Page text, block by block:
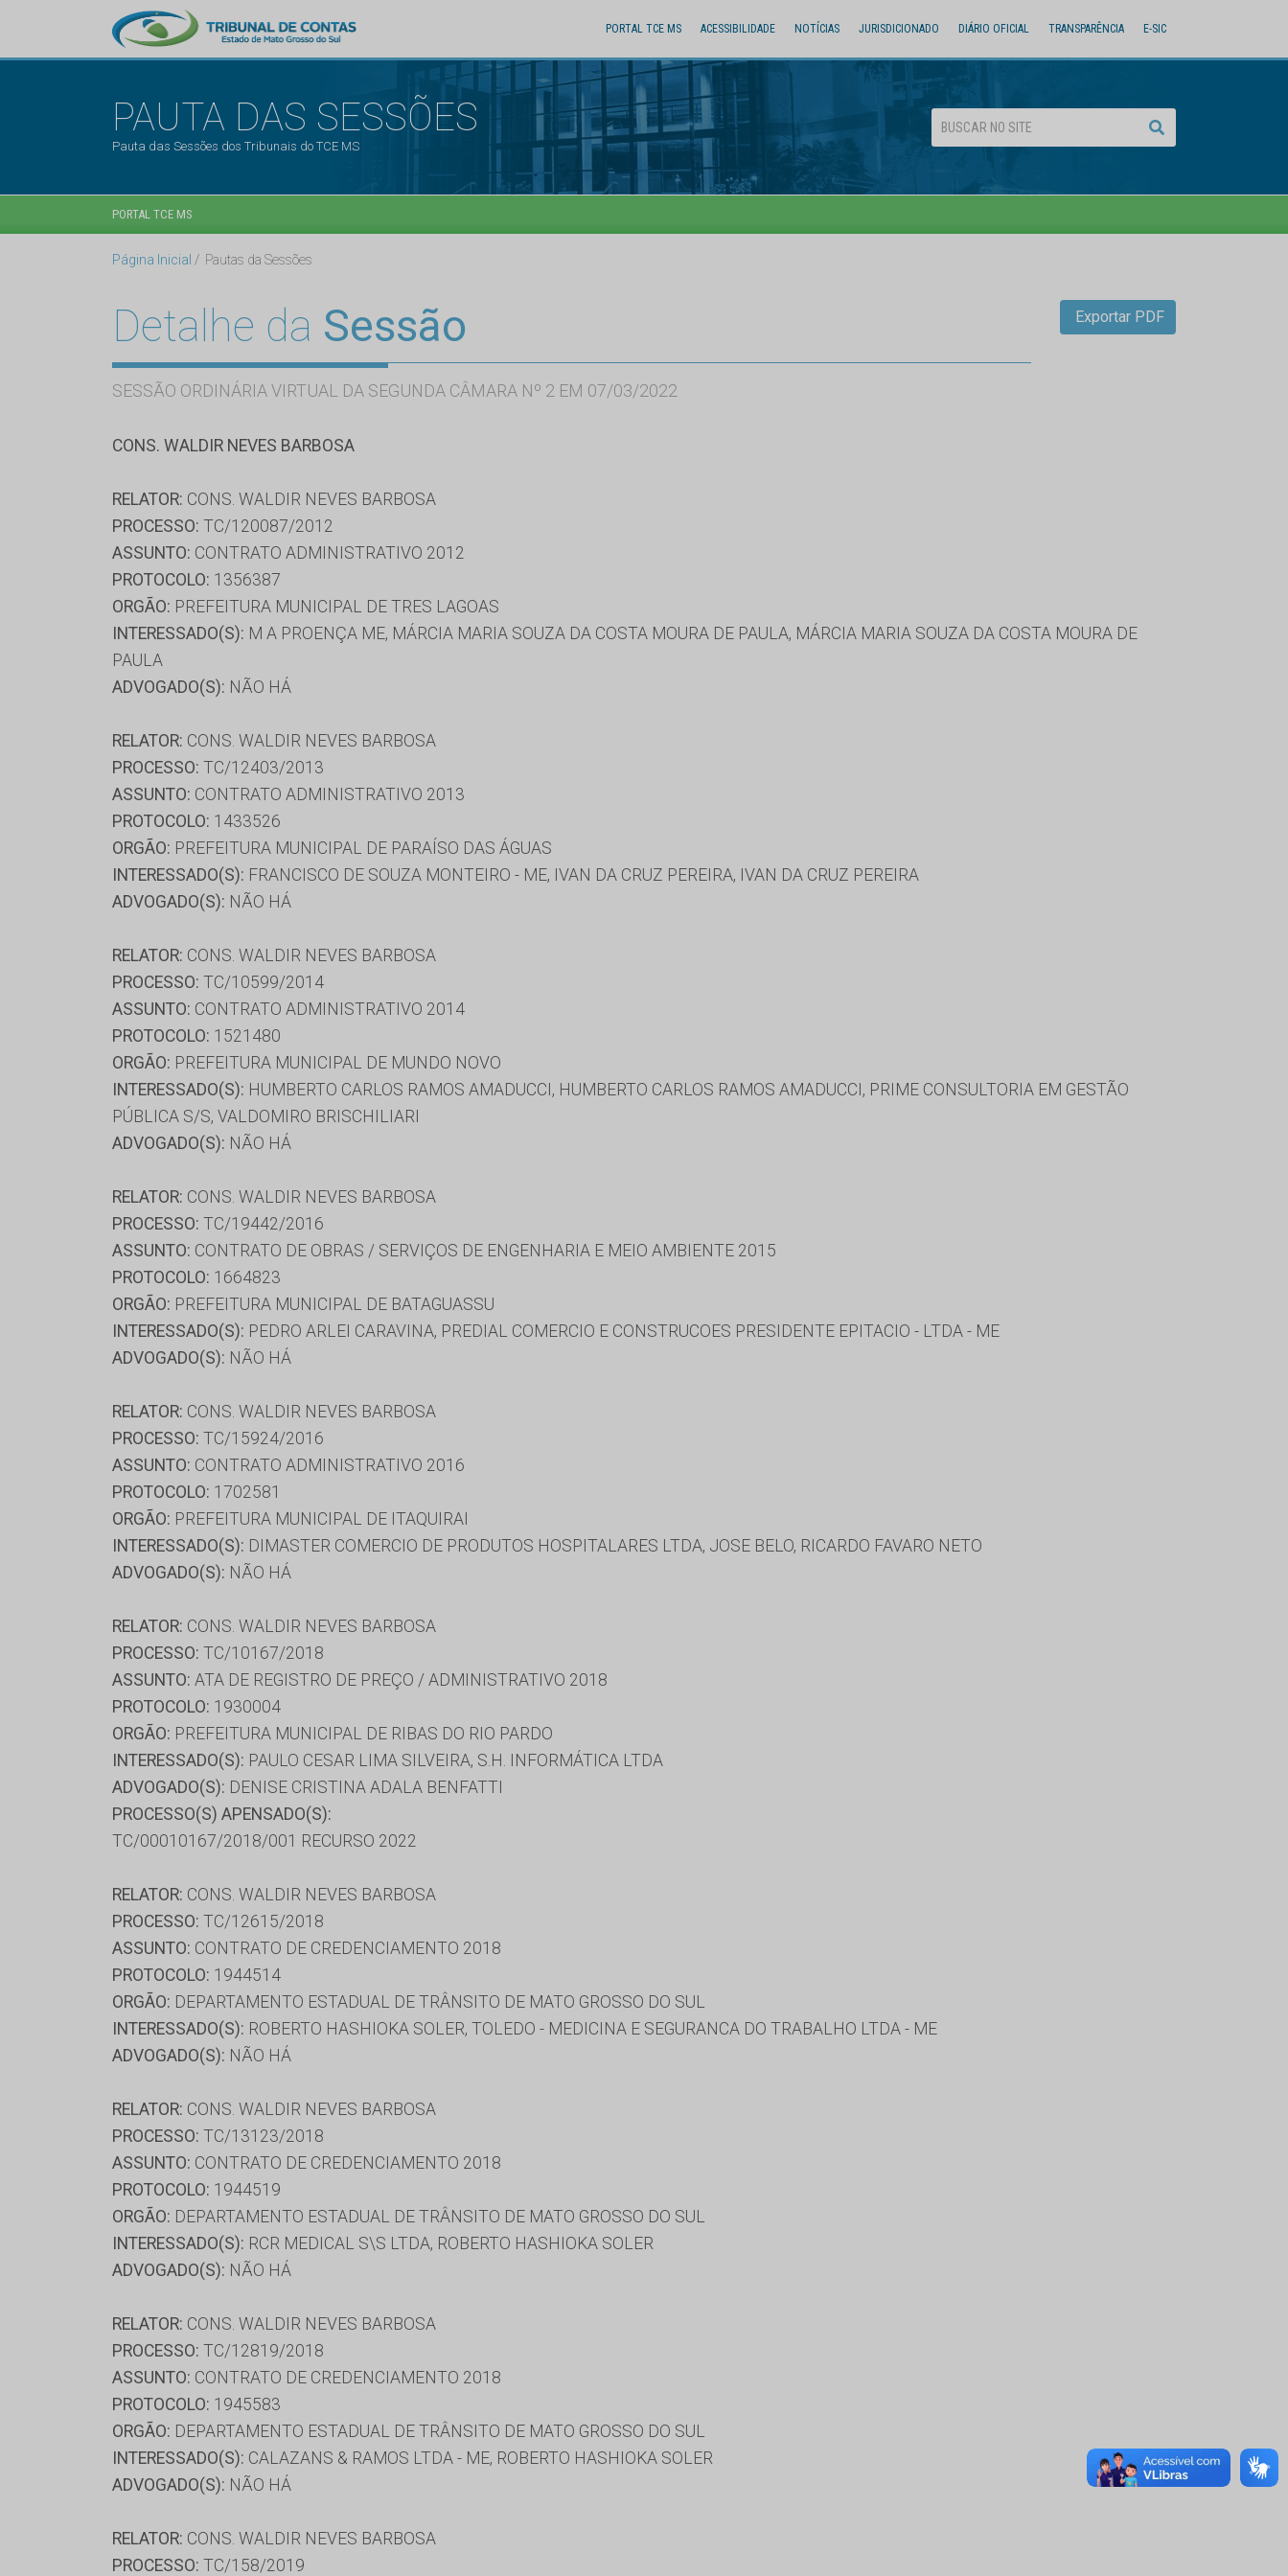
PORTAL TCE MS ACESSIBILIDADE NOTÍCIAS JURISDICIONADO DIÁRIO OFICIAL TRANSPARÊNCIA E-SIC
PAUTA DAS SESSÕES
Pauta das Sessões dos Tribunais do TCE MS
PORTAL TCE MS
Página Inicial Pautas da Sessões
Detalhe da Sessão
SESSÃO ORDINÁRIA VIRTUAL DA SEGUNDA CÂMARA Nº 2 EM 07/03/2022
Exportar PDF
CONS. WALDIR NEVES BARBOSA
RELATOR: CONS. WALDIR NEVES BARBOSA
PROCESSO: TC/120087/2012
ASSUNTO: CONTRATO ADMINISTRATIVO 2012
PROTOCOLO: 1356387
ORGÃO: PREFEITURA MUNICIPAL DE TRES LAGOAS
INTERESSADO(S): M A PROENÇA ME, MÁRCIA MARIA SOUZA DA COSTA MOURA DE PAULA, MÁRCIA MARIA SOUZA DA COSTA MOURA DE
PAULA
ADVOGADO(S): NÃO HÁ
RELATOR: CONS. WALDIR NEVES BARBOSA
PROCESSO: TC/12403/2013
ASSUNTO: CONTRATO ADMINISTRATIVO 2013
PROTOCOLO: 1433526
ORGÃO: PREFEITURA MUNICIPAL DE PARAÍSO DAS ÁGUAS
INTERESSADO(S): FRANCISCO DE SOUZA MONTEIRO - ME, IVAN DA CRUZ PEREIRA, IVAN DA CRUZ PEREIRA
ADVOGADO(S): NÃO HÁ
RELATOR: CONS. WALDIR NEVES BARBOSA
PROCESSO: TC/10599/2014
ASSUNTO: CONTRATO ADMINISTRATIVO 2014
PROTOCOLO: 1521480
ORGÃO: PREFEITURA MUNICIPAL DE MUNDO NOVO
INTERESSADO(S): HUMBERTO CARLOS RAMOS AMADUCCI, HUMBERTO CARLOS RAMOS AMADUCCI, PRIME CONSULTORIA EM GESTÃO
PÚBLICA S/S, VALDOMIRO BRISCHILIARI
ADVOGADO(S): NÃO HÁ
RELATOR: CONS. WALDIR NEVES BARBOSA
PROCESSO: TC/19442/2016
ASSUNTO: CONTRATO DE OBRAS / SERVIÇOS DE ENGENHARIA E MEIO AMBIENTE 2015
PROTOCOLO: 1664823
ORGÃO: PREFEITURA MUNICIPAL DE BATAGUASSU
INTERESSADO(S): PEDRO ARLEI CARAVINA, PREDIAL COMERCIO E CONSTRUCOES PRESIDENTE EPITACIO - LTDA - ME
ADVOGADO(S): NÃO HÁ
RELATOR: CONS. WALDIR NEVES BARBOSA
PROCESSO: TC/15924/2016
ASSUNTO: CONTRATO ADMINISTRATIVO 2016
PROTOCOLO: 1702581
ORGÃO: PREFEITURA MUNICIPAL DE ITAQUIRAI
INTERESSADO(S): DIMASTER COMERCIO DE PRODUTOS HOSPITALARES LTDA, JOSE BELO, RICARDO FAVARO NETO
ADVOGADO(S): NÃO HÁ
RELATOR: CONS. WALDIR NEVES BARBOSA
PROCESSO: TC/10167/2018
ASSUNTO: ATA DE REGISTRO DE PREÇO / ADMINISTRATIVO 2018
PROTOCOLO: 1930004
ORGÃO: PREFEITURA MUNICIPAL DE RIBAS DO RIO PARDO
INTERESSADO(S): PAULO CESAR LIMA SILVEIRA, S.H. INFORMÁTICA LTDA
ADVOGADO(S): DENISE CRISTINA ADALA BENFATTI
PROCESSO(S) APENSADO(S):
TC/00010167/2018/001 RECURSO 2022
RELATOR: CONS. WALDIR NEVES BARBOSA
PROCESSO: TC/12615/2018
ASSUNTO: CONTRATO DE CREDENCIAMENTO 2018
PROTOCOLO: 1944514
ORGÃO: DEPARTAMENTO ESTADUAL DE TRÂNSITO DE MATO GROSSO DO SUL
INTERESSADO(S): ROBERTO HASHIOKA SOLER, TOLEDO - MEDICINA E SEGURANCA DO TRABALHO LTDA - ME
ADVOGADO(S): NÃO HÁ
RELATOR: CONS. WALDIR NEVES BARBOSA
PROCESSO: TC/13123/2018
ASSUNTO: CONTRATO DE CREDENCIAMENTO 2018
PROTOCOLO: 1944519
ORGÃO: DEPARTAMENTO ESTADUAL DE TRÂNSITO DE MATO GROSSO DO SUL
INTERESSADO(S): RCR MEDICAL S\S LTDA, ROBERTO HASHIOKA SOLER
ADVOGADO(S): NÃO HÁ
RELATOR: CONS. WALDIR NEVES BARBOSA
PROCESSO: TC/12819/2018
ASSUNTO: CONTRATO DE CREDENCIAMENTO 2018
PROTOCOLO: 1945583
ORGÃO: DEPARTAMENTO ESTADUAL DE TRÂNSITO DE MATO GROSSO DO SUL
INTERESSADO(S): CALAZANS & RAMOS LTDA - ME, ROBERTO HASHIOKA SOLER
ADVOGADO(S): NÃO HÁ
RELATOR: CONS. WALDIR NEVES BARBOSA
PROCESSO: TC/158/2019